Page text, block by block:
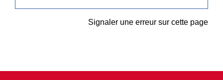
Signaler une erreur sur cette page